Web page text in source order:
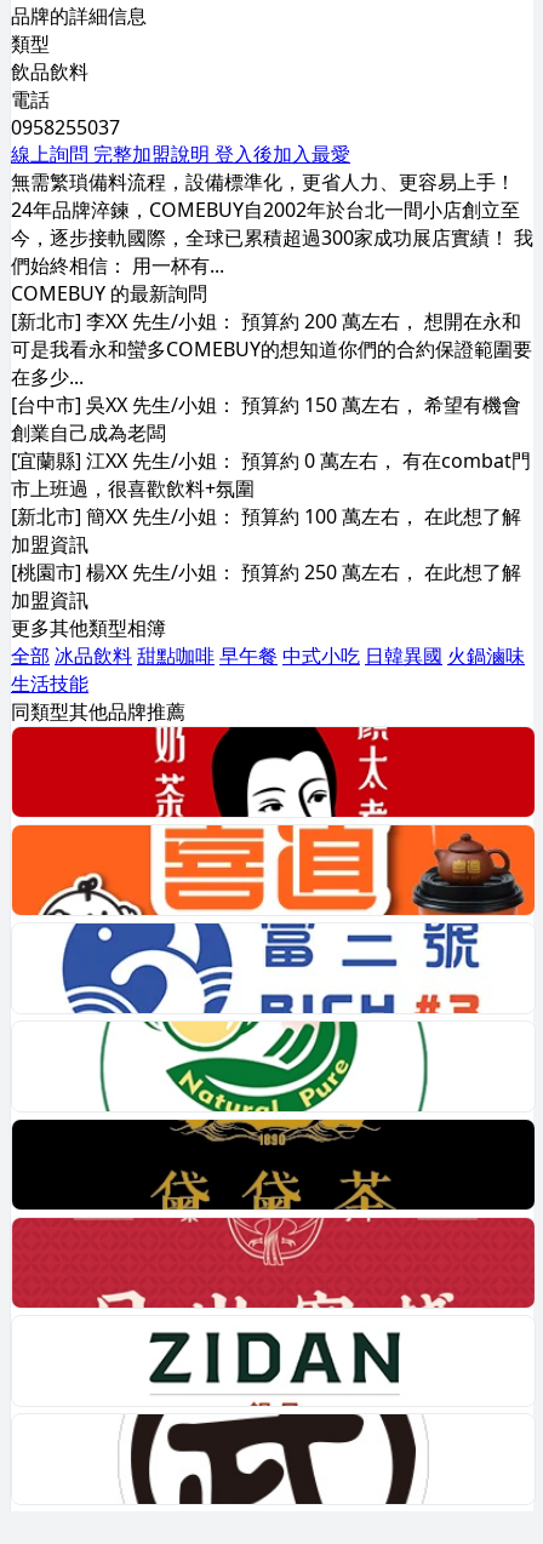
品牌的詳細信息
類型
飲品飲料
電話
0958255037
線上詢問 完整加盟說明 登入後加入最愛
無需繁瑣備料流程，設備標準化，更省人力、更容易上手！
24年品牌淬鍊，COMEBUY自2002年於台北一間小店創立至
今，逐步接軌國際，全球已累積超過300家成功展店實績！ 我
們始終相信： 用一杯有...
COMEBUY 的最新詢問
[新北市] 李XX 先生/小姐： 預算約 200 萬左右， 想開在永和
可是我看永和蠻多COMEBUY的想知道你們的合約保證範圍要
在多少...
[台中市] 吳XX 先生/小姐： 預算約 150 萬左右， 希望有機會
創業自己成為老闆
[宜蘭縣] 江XX 先生/小姐： 預算約 0 萬左右， 有在combat門
市上班過，很喜歡飲料+氛圍
[新北市] 簡XX 先生/小姐： 預算約 100 萬左右， 在此想了解
加盟資訊
[桃園市] 楊XX 先生/小姐： 預算約 250 萬左右， 在此想了解
加盟資訊
更多其他類型相簿
全部 冰品飲料甜點咖啡早午餐 中式小吃 日韓異國 火鍋滷味
生活技能
同類型其他品牌推薦